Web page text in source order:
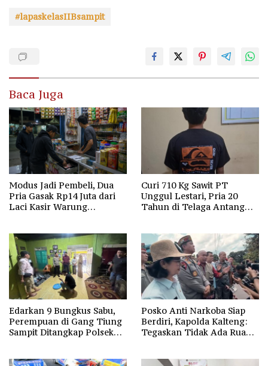
#lapaskelasIIBsampit
Baca Juga
Modus Jadi Pembeli, Dua
Pria Gasak Rp14 Juta dari
Laci Kasir Warung
Curi 710 Kg Sawit PT
Unggul Lestari, Pria 20
Tahun di Telaga Antang
Edarkan 9 Bungkus Sabu,
Perempuan di Gang Tiung
Sampit Ditangkap Polsek
Posko Anti Narkoba Siap
Berdiri, Kapolda Kalteng:
Tegaskan Tidak Ada Ruang